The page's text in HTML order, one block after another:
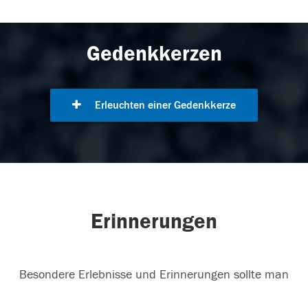
Gedenkkerzen
Erleuchten einer Gedenkkerze
Erinnerungen
Besondere Erlebnisse und Erinnerungen sollte man